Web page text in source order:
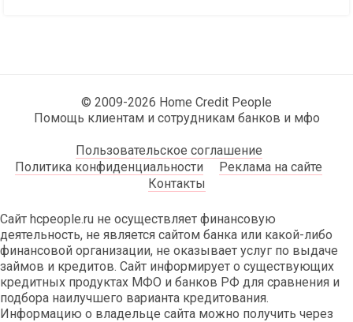
© 2009-2026 Home Credit People
Помощь клиентам и сотрудникам банков и мфо
Пользовательское соглашение
Политика конфиденциальности
Реклама на сайте
Контакты
Сайт hcpeople.ru не осуществляет финансовую
деятельность, не является сайтом банка или какой-либо
финансовой организации, не оказывает услуг по выдаче
займов и кредитов. Сайт информирует о существующих
кредитных продуктах МФО и банков РФ для сравнения и
подбора наилучшего варианта кредитования.
Информацию о владельце сайта можно получить через